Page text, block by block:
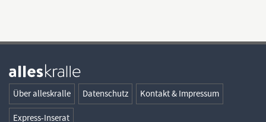
Über alleskralle Datenschutz Kontakt & Impressum
Express-Inserat